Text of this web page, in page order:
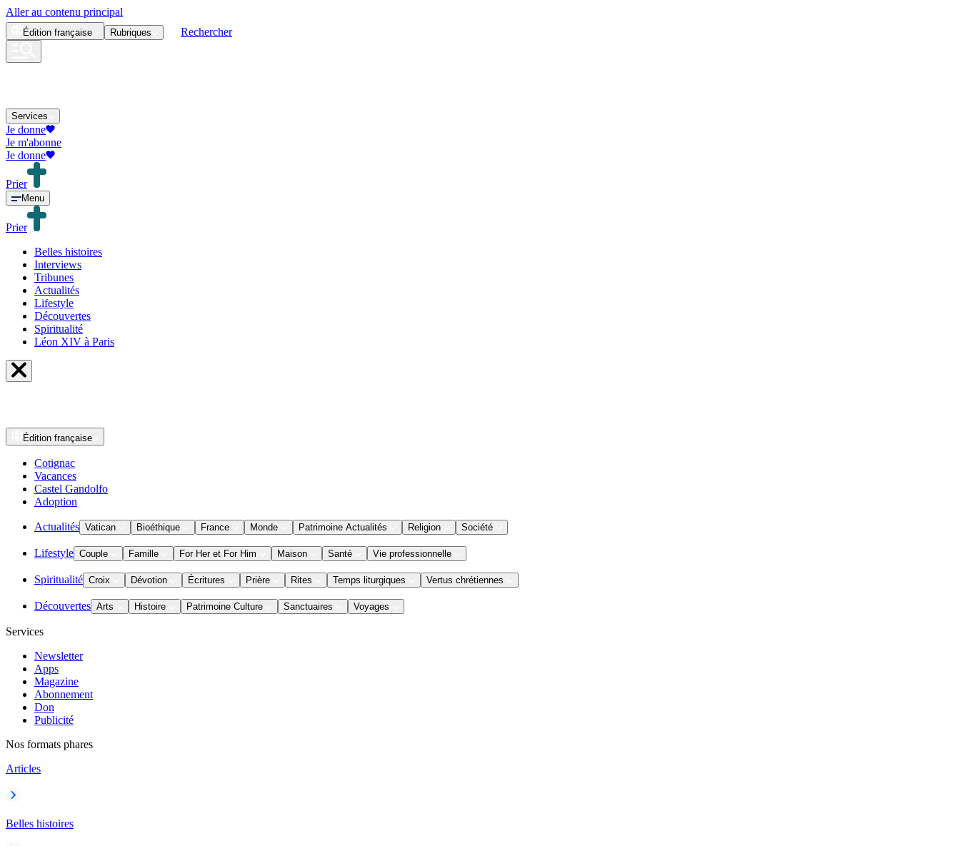
Aller au contenu principal
Édition française Rubriques Rechercher
Services
Je donne
Je m'abonne
Je donne
Prier
Menu
Prier
Belles histoires
Interviews
Tribunes
Actualités
Lifestyle
Découvertes
Spiritualité
Léon XIV à Paris
Édition française
Cotignac
Vacances
Castel Gandolfo
Adoption
Actualités Vatican Bioéthique France Monde Patrimoine Actualités Religion Société
Lifestyle Couple Famille For Her et For Him Maison Santé Vie professionnelle
Spiritualité Croix Dévotion Écritures Prière Rites Temps liturgiques Vertus chrétiennes
Découvertes Arts Histoire Patrimoine Culture Sanctuaires Voyages
Services
Newsletter
Apps
Magazine
Abonnement
Don
Publicité
Nos formats phares
Articles
Belles histoires